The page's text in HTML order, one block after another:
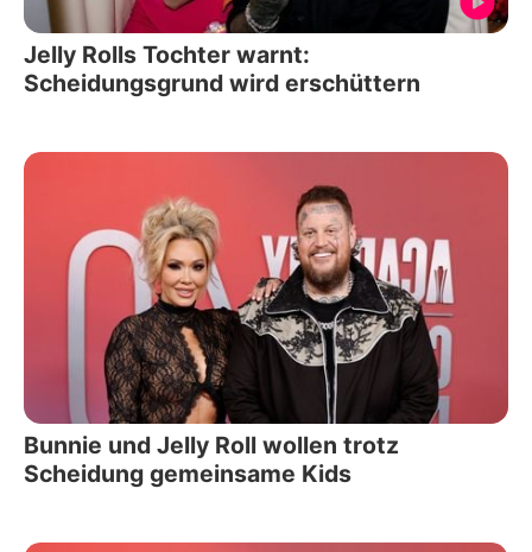
Jelly Rolls Tochter warnt:
Scheidungsgrund wird erschüttern
Bunnie und Jelly Roll wollen trotz
Scheidung gemeinsame Kids